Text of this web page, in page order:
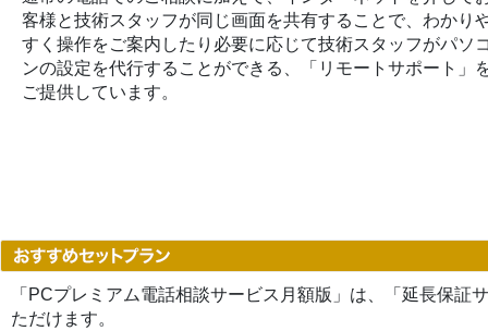
客様と技術スタッフが同じ画面を共有することで、わかり
すく操作をご案内したり必要に応じて技術スタッフがパソ
ンの設定を代行することができる、「リモートサポート」
ご提供しています。
「PCプレミアム電話相談サービス月額版」は、「延長保証
ただけます。